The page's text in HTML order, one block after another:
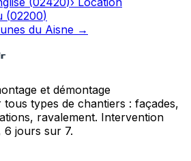
(02200)
du Aisne →
et démontage
types de chantiers : façades,
ravalement. Intervention
6 jours sur 7.